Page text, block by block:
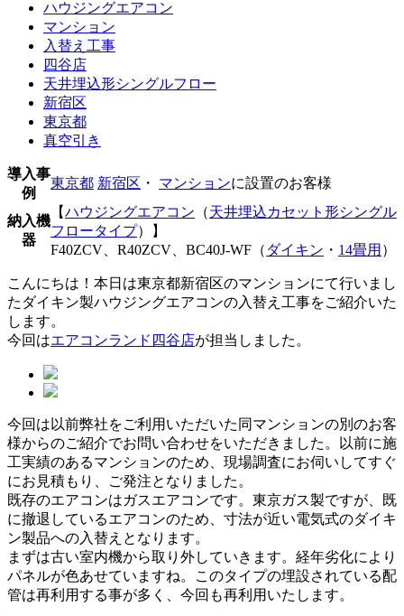
ハウジングエアコン
マンション
入替え工事
四谷店
天井埋込形シングルフロー
新宿区
東京都
真空引き
導入事
例
東京都 新宿区 ・ マンションに設置のお客様
納入機
器
【ハウジングエアコン （天井埋込カセット形シングル
フロータイプ）】
F40ZCV、R40ZCV、BC40J-WF（ ダイキン ・ 14畳用 ）
こんにちは！本日は東京都新宿区のマンションにて行いまし
たダイキン製ハウジングエアコンの入替え工事をご紹介いた
します。
今回はエアコンランド四谷店が担当しました。
今回は以前弊社をご利用いただいた同マンションの別のお客
様からのご紹介でお問い合わせをいただきました。以前に施
工実績のあるマンションのため、現場調査にお伺いしてすぐ
にお見積もり、ご発注となりました。
既存のエアコンはガスエアコンです。東京ガス製ですが、既
に撤退しているエアコンのため、寸法が近い電気式のダイキ
ン製品への入替えとなります。
まずは古い室内機から取り外していきます。経年劣化により
パネルが色あせていますね。このタイプの埋設されている配
管は再利用する事が多く、今回も再利用いたします。